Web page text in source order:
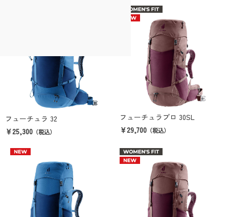
フューチュラ 32
￥25,300 （税込）
フューチュラプロ 30SL
￥29,700 （税込）